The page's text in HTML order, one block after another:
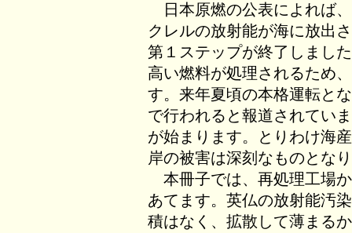
日本原燃の公表によれば
クレルの放射能が海に放出
第１ステップが終了しまし
高い燃料が処理されるため
す。来年夏頃の本格運転と
で行われると報道されてい
が始まります。とりわけ海
岸の被害は深刻なものとな
本冊子では、再処理工場
あてます。英仏の放射能汚
積はなく、拡散して薄まる